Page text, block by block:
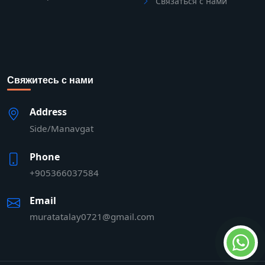
Свяжитесь с нами
Address
Side/Manavgat
Phone
+905366037584
Email
muratatalay0721@gmail.com